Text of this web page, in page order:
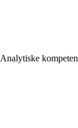
Analytiske